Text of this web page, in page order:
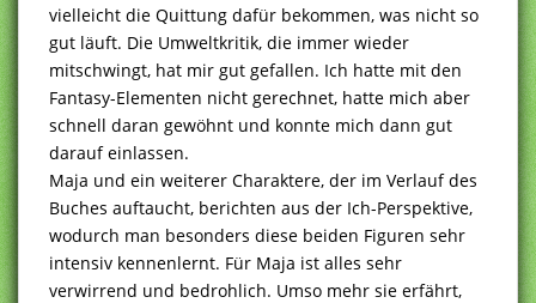
vielleicht die Quittung dafür bekommen, was nicht so
gut läuft. Die Umweltkritik, die immer wieder
mitschwingt, hat mir gut gefallen. Ich hatte mit den
Fantasy-Elementen nicht gerechnet, hatte mich aber
schnell daran gewöhnt und konnte mich dann gut
darauf einlassen.
Maja und ein weiterer Charaktere, der im Verlauf des
Buches auftaucht, berichten aus der Ich-Perspektive,
wodurch man besonders diese beiden Figuren sehr
intensiv kennenlernt. Für Maja ist alles sehr
verwirrend und bedrohlich. Umso mehr sie erfährt,